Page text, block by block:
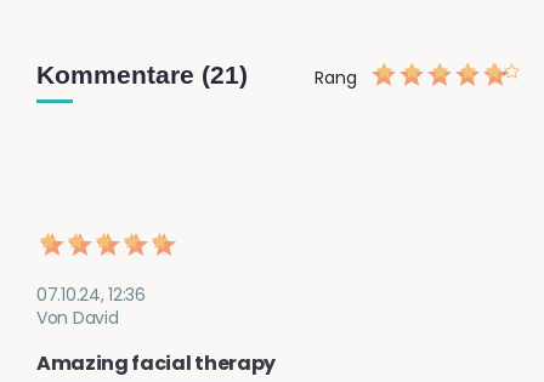
Kommentare (21) Rang
07.10.24, 12:36
Von David
Amazing facial therapy